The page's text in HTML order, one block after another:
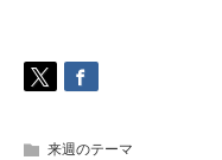
来週のテーマ